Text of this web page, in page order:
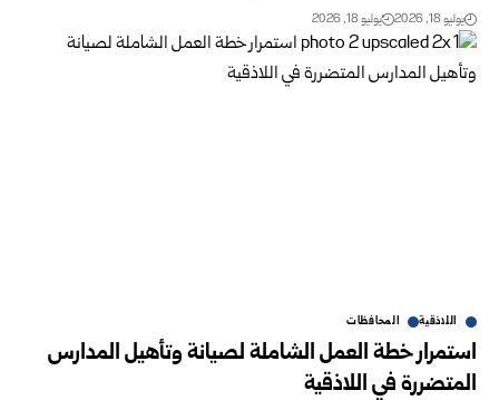
يوليو 18, 2026 يوليو 18, 2026
اللاذقية المحافظات
استمرار خطة العمل الشاملة لصيانة وتأهيل ‏المدارس
المتضررة في اللاذقية